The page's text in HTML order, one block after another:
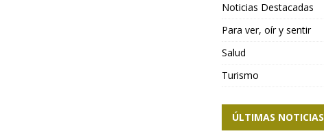
Noticias Destacadas
Para ver, oír y sentir
Salud
Turismo
ÚLTIMAS NOTICIAS